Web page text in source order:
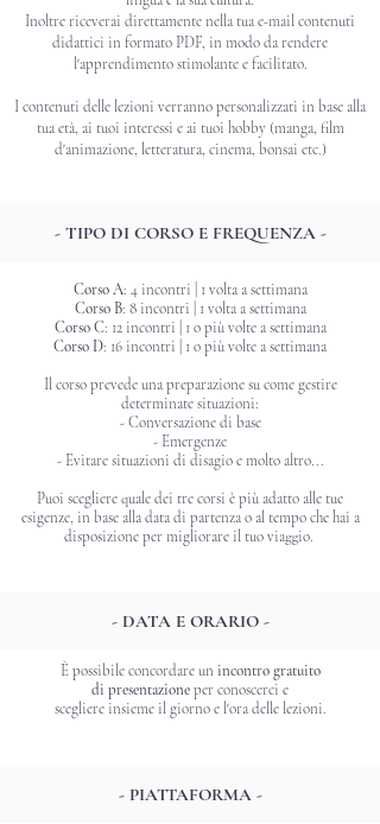
Inoltre riceverai direttamentenella tua e-mail contenuti
didattici in formato PDF, in modo da rendere
l'apprendimento stimolante e facilitato.
I contenuti delle lezioni verranno personalizzati in base alla
tua età, ai tuoi interessi e ai tuoi hobby (manga, film
d'animazione, letteratura, cinema, bonsai etc.)
- TIPO DI CORSO E FREQUENZA -
Corso A: 4 incontri | 1 volta a settimana
Corso B: 8 incontri | 1 volta a settimana
Corso C: 12 incontri | 1 o più volte a settimana
Corso D: 16 incontri | 1 o più volte a settimana
Il corso prevede una preparazione su come gestire
determinate situazioni:
- Conversazione di base
- Emergenze
- Evitare situazioni di disagio e molto altro...
Puoi scegliere quale dei tre corsi è più adatto alle tue
esigenze, in base alla data di partenza o al tempo che hai a
disposizione per migliorare il tuo viaggio.
- DATA E ORARIO -
È possibile concordare un incontro gratuito
di presentazioneper conoscerci e
scegliere insieme il giorno e l'ora delle lezioni.
- PIATTAFORMA -